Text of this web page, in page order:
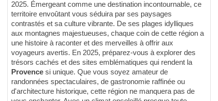
2025. Émergeant comme une destination incontournable, ce
territoire envoûtant vous séduira par ses paysages
contrastés et sa culture vibrante. De ses plages idylliques
aux montagnes majestueuses, chaque coin de cette région a
une histoire à raconter et des merveilles à offrir aux
voyageurs avertis. En 2025, préparez-vous à explorer des
trésors cachés et des sites emblématiques qui rendent la
Provence si unique. Que vous soyez amateur de
randonnées spectaculaires, de gastronomie raffinée ou
d'architecture historique, cette région ne manquera pas de